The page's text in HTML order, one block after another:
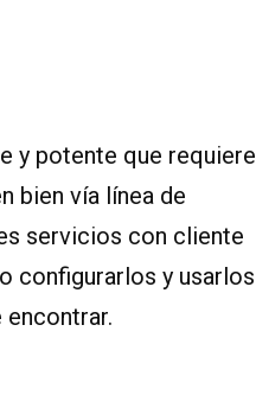
y potente que requiere
bien vía línea de
servicios con cliente
configurarlos y usarlos